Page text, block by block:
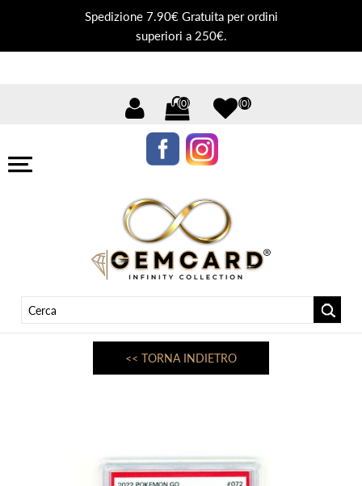
Spedizione 7.90€ Gratuita per ordini
superiori a 250€.
(0) (0)
<< TORNA INDIETRO